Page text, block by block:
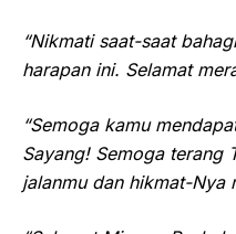
“Nikmati saat-saat
harapan ini. Selamat
“Semoga kamu
Sayang! Semoga terang
jalanmu dan hikmat-Nya